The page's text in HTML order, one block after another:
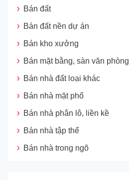
Bán đất
Bán đất nền dự án
Bán kho xưởng
Bán mặt bằng, sàn văn phòng
Bán nhà đất loại khác
Bán nhà mặt phố
Bán nhà phân lô, liền kề
Bán nhà tập thể
Bán nhà trong ngõ